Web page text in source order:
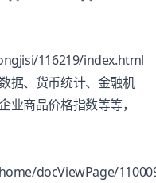
116219/index.html
据、货币统计、金融机
业商品价格指数等等，
docViewPage/